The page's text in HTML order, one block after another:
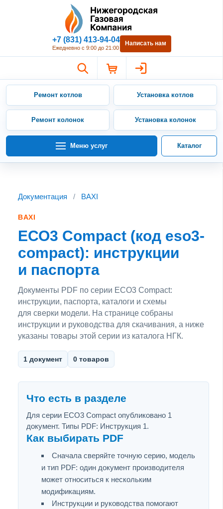
Нижегородская Газовая
+7 (831) 413-94-04
Ежедневно с 9:00 до 21:00
Написать нам
Ремонт котлов Установка котлов
Ремонт колонок Установка колонок
Меню услуг Каталог
Документация / BAXI
BAXI
ЕСО3 Compact (код eso3-
compact): инструкции
и паспорта
Документы PDF по серии ЕСО3 Compact:
инструкции, паспорта, каталоги и схемы
для сверки модели. На странице собраны
инструкции и руководства для скачивания, а ниже
указаны товары этой серии из каталога НГК.
1 документ 0 товаров
Что есть в разделе
Для серии ЕСО3 Compact опубликовано 1
документ. Типы PDF: Инструкция 1.
Как выбирать PDF
Сначала сверяйте точную серию, модель
и тип PDF: один документ производителя
может относиться к нескольким
модификациям.
Инструкции и руководства помогают